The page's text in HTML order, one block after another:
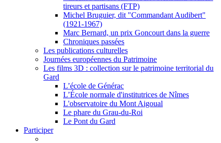
tireurs et partisans (FTP)
Michel Bruguier, dit "Commandant Audibert"
(1921-1967)
Marc Bernard, un prix Goncourt dans la guerre
Chroniques passées
Les publications culturelles
Journées européennes du Patrimoine
Les films 3D : collection sur le patrimoine territorial du
Gard
L’école de Générac
L’École normale d'institutrices de Nîmes
L'observatoire du Mont Aigoual
Le phare du Grau-du-Roi
Le Pont du Gard
Participer